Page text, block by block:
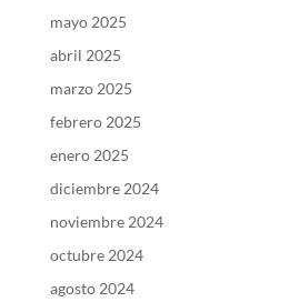
mayo 2025
abril 2025
marzo 2025
febrero 2025
enero 2025
diciembre 2024
noviembre 2024
octubre 2024
agosto 2024